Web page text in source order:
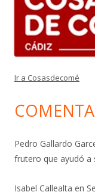
Ir a Cosasdecomé
Pedro Gallardo
frutero que ayudó a
Isabel Callealta en